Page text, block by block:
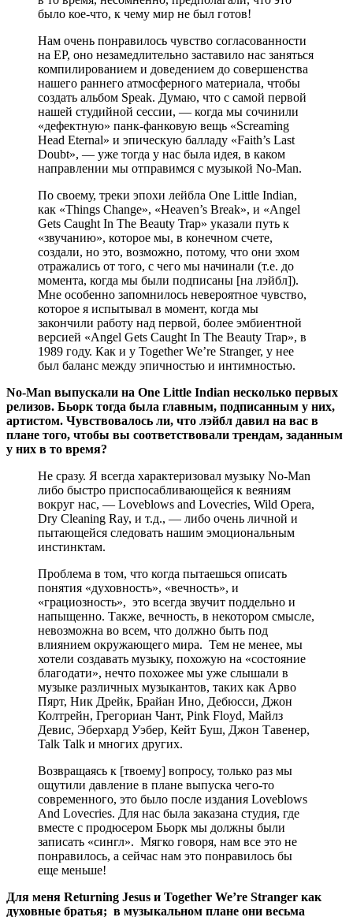
было кое-что, к чему мир не был готов!
Нам очень понравилось чувство согласованности
на EP, оно незамедлительно заставило нас заняться
компилированием и доведением до совершенства
нашего раннего атмосферного материала, чтобы
создать альбом Speak. Думаю, что с самой первой
нашей студийной сессии, — когда мы сочинили
«дефектную» панк-фанковую вещь «Screaming
Head Eternal» и эпическую балладу «Faith’s Last
Doubt», — уже тогда у нас была идея, в каком
направлении мы отправимся с музыкой No-Man.
По своему, треки эпохи лейбла One Little Indian,
как «Things Change», «Heaven’s Break», и «Angel
Gets Caught In The Beauty Trap» указали путь к
«звучанию», которое мы, в конечном счете,
создали, но это, возможно, потому, что они эхом
отражались от того, с чего мы начинали (т.е. до
момента, когда мы были подписаны [на лэйбл]).
Мне особенно запомнилось невероятное чувство,
которое я испытывал в момент, когда мы
закончили работу над первой, более эмбиентной
версией «Angel Gets Caught In The Beauty Trap», в
1989 году. Как и у Together We’re Stranger, у нее
был баланс между эпичностью и интимностью.
No-Man выпускали на One Little Indian несколько первых
релизов. Бьорк тогда была главным, подписанным у них,
артистом. Чувствовалось ли, что лэйбл давил на вас в
плане того, чтобы вы соответствовали трендам, заданным
у них в то время?
Не сразу. Я всегда характеризовал музыку No-Man
либо быстро приспосабливающейся к веяниям
вокруг нас, — Loveblows and Lovecries, Wild Opera,
Dry Cleaning Ray, и т.д., — либо очень личной и
пытающейся следовать нашим эмоциональным
инстинктам.
Проблема в том, что когда пытаешься описать
понятия «духовность», «вечность», и
«грациозность», это всегда звучит поддельно и
напыщенно. Также, вечность, в некотором смысле,
невозможна во всем, что должно быть под
влиянием окружающего мира. Тем не менее, мы
хотели создавать музыку, похожую на «состояние
благодати», нечто похожее мы уже слышали в
музыке различных музыкантов, таких как Арво
Пярт, Ник Дрейк, Брайан Ино, Дебюсси, Джон
Колтрейн, Грегориан Чант, Pink Floyd, Майлз
Девис, Эберхард Уэбер, Кейт Буш, Джон Тавенер,
Talk Talk и многих других.
Возвращаясь к [твоему] вопросу, только раз мы
ощутили давление в плане выпуска чего-то
современного, это было после издания Loveblows
And Lovecries. Для нас была заказана студия, где
вместе с продюсером Бьорк мы должны были
записать «сингл». Мягко говоря, нам все это не
понравилось, а сейчас нам это понравилось бы
еще меньше!
Для меня Returning Jesus и Together We’re Stranger как
духовные братья; в музыкальном плане они весьма